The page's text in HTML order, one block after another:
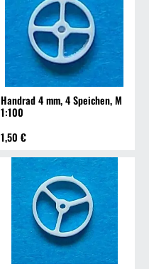
Handrad 4 mm, 4 Speichen, M
1:100
1,50 €